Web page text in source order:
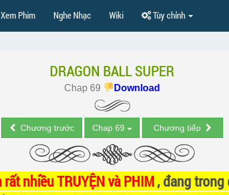
Xem Phim Nghe Nhạc Wiki Tùy chỉnh
DRAGON BALL SUPER
Chap 69 Download
Chương trước Chap 69 Chương tiếp
nhiều TRUYỆN và PHIM, đang trong